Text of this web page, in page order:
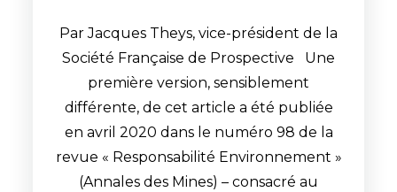
Par Jacques Theys, vice-président de la
Société Française de Prospective Une
première version, sensiblement
différente, de cet article a été publiée
en avril 2020 dans le numéro 98 de la
revue « Responsabilité Environnement »
(Annales des Mines) – consacré au